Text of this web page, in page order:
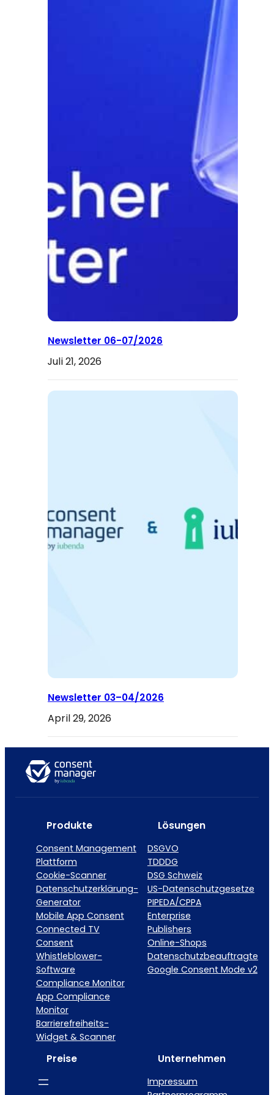
Newsletter 06-07/2026
Juli 21, 2026
Newsletter 03–04/2026
April 29, 2026
Produkte
Consent Management
Plattform
Cookie-Scanner
Datenschutzerklärung-
Generator
Mobile App Consent
Connected TV
Consent
Whistleblower-
Software
Compliance Monitor
App Compliance
Monitor
Barrierefreiheits-
Widget & Scanner
Lösungen
DSGVO
TDDDG
DSG Schweiz
US-Datenschutzgesetze
PIPEDA/CPPA
Enterprise
Publishers
Online-Shops
Datenschutzbeauftragte
Google Consent Mode v2
Preise Unternehmen
Impressum